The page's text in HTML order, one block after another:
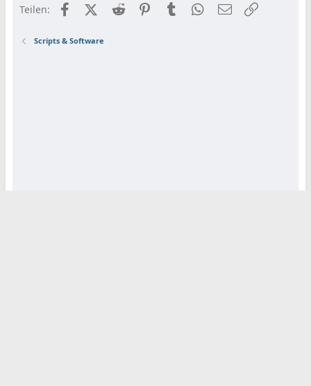
Teilen: FacebookX (Twitter)
Reddit PinterestTumblr WhatsApp
E-Mail
Scripts & Software